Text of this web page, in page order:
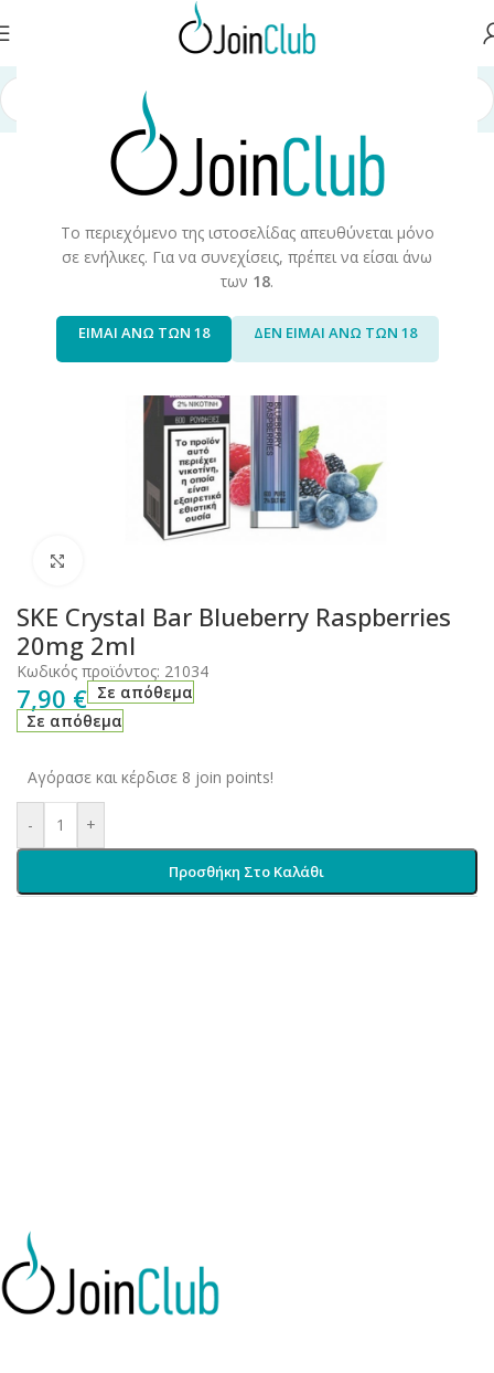
Το περιεχόμενο της ιστοσελίδας απευθύνεται μόνο
σε ενήλικες. Για να συνεχίσεις, πρέπει να είσαι άνω
των 18.
ΕΙΜΑΙ ΑΝΩ ΤΩΝ 18 ΔΕΝ ΕΙΜΑΙ ΑΝΩ ΤΩΝ 18
σελίδα Ηλεκτρονικά μιας Χρήσης
SKE Crystal Bar Blueberry Raspberries
20mg 2ml
Κωδικός προϊόντος: 21034
7,90 € Σε απόθεμα
Σε απόθεμα
Αγόρασε και κέρδισε 8 join points!
- +
Προσθήκη Στο Καλάθι